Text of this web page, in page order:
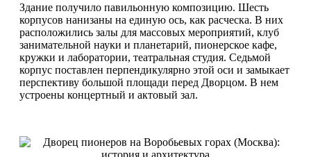
Здание получило павильонную композицию. Шесть
корпусов нанизаны на единую ось, как расческа. В них
расположились залы для массовых мероприятий, клуб
занимательной науки и планетарий, пионерское кафе,
кружки и лаборатории, театральная студия. Седьмой
корпус поставлен перпендикулярно этой оси и замыкает
перспективу большой площади перед Дворцом. В нем
устроены концертный и актовый зал.